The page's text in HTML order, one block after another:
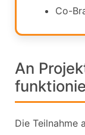
Co-
An
Die Teilnahme